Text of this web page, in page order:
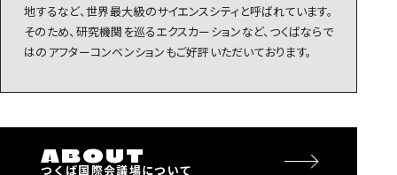
地するなど、世界最大級のサイエンスシティと呼ばれています。
そのため、研究機関を巡るエクスカーションなど、つくばならで
はのアフターコンベンションもご好評いただいております。
ABOUT
つくば国際会議場について